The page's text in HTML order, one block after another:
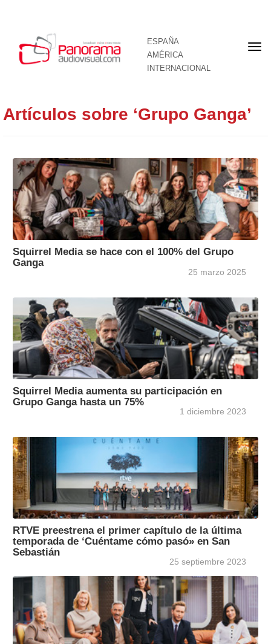
ESPAÑA
AMÉRICA
INTERNACIONAL
Artículos sobre ‘Grupo Ganga’
Squirrel Media se hace con el 100% del Grupo
Ganga
25 marzo 2025
Squirrel Media aumenta su participación en
Grupo Ganga hasta un 75%
1 diciembre 2023
RTVE preestrena el primer capítulo de la última
temporada de ‘Cuéntame cómo pasó» en San
Sebastián
25 septiembre 2023